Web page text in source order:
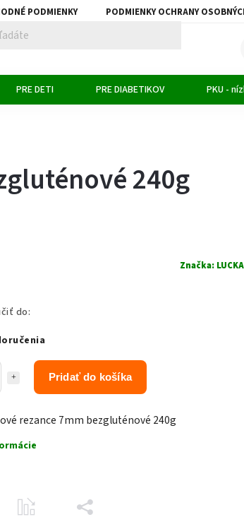
PODMIENKY PODMIENKY OCHRANY
PRE DETI PRE DIABETIKOV PKU -
240g
Značka: LUCKA
do:
Pridať do košíka
rezance 7mm bezgluténové 240g